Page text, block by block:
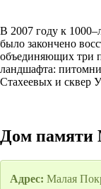
В 2007 году к
было закончено
объединяющих три
ландшафта:
Стахеевых и сквер
Дом памяти
Адрес: Малая